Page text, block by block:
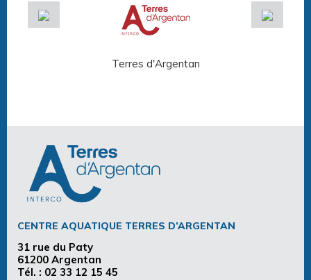
Terres d'Argentan
CENTRE AQUATIQUE TERRES D’ARGENTAN
31 rue du Paty
61200 Argentan
Tél. : 02 33 12 15 45